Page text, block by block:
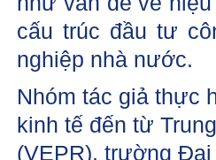
cấu trúc đầu tư
nghiệp nhà nước.
Nhóm tác giả thực
kinh tế đến từ
(VEPR), trường